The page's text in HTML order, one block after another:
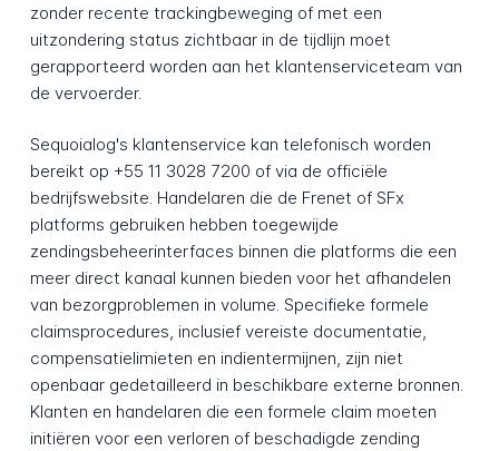
zonder recente trackingbeweging of met een
uitzondering status zichtbaar in de tijdlijn moet
gerapporteerd worden aan het klantenserviceteam van
de vervoerder.
Sequoialog's klantenservice kan telefonisch worden
bereikt op +55 11 3028 7200 of via de officiële
bedrijfswebsite. Handelaren die de Frenet of SFx
platforms gebruiken hebben toegewijde
zendingsbeheerinterfaces binnen die platforms die een
meer direct kanaal kunnen bieden voor het afhandelen
van bezorgproblemen in volume. Specifieke formele
claimsprocedures, inclusief vereiste documentatie,
compensatielimieten en indientermijnen, zijn niet
openbaar gedetailleerd in beschikbare externe bronnen.
Klanten en handelaren die een formele claim moeten
initiëren voor een verloren of beschadigde zending